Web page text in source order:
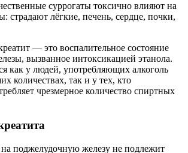
суррогаты токсично влияют на
страдают лёгкие, печень, сердце, почки,
— это воспалительное состояние
вызванное интоксикацией этанола.
как у людей, употребляющих алкоголь
количествах, так и у тех, кто
чрезмерное количество спиртных
поджелудочную железу не подлежит